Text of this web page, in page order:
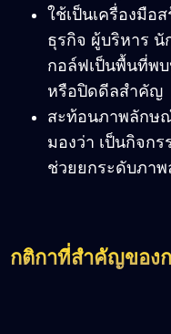
ใช้เป็นเครื่องมือ
ธุรกิจ ผู้บริหาร
กอล์ฟเป็นพื้นที่พ
หรือปิดดีลสำคัญ
สะท้อนภาพลักษ
มองว่า เป็นกิจก
ช่วยยกระดับภา
กติกาที่สำคัญของ